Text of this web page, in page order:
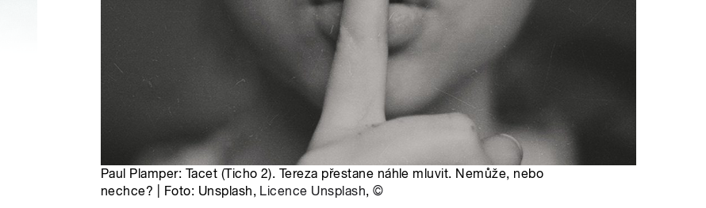
Paul Plamper: Tacet (Ticho 2). Tereza přestane náhle mluvit. Nemůže, nebo
nechce? | Foto: Unsplash, Licence Unsplash,©